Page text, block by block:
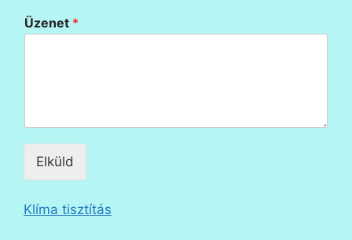
Üzenet *
Elküld
Klíma tisztítás